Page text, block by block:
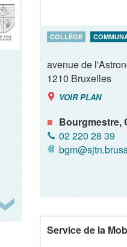
COLLÈGE
avenue de
1210Bruxelles
VOIR PLAN
Bourgmestre,
02 220 28 39
Service de la